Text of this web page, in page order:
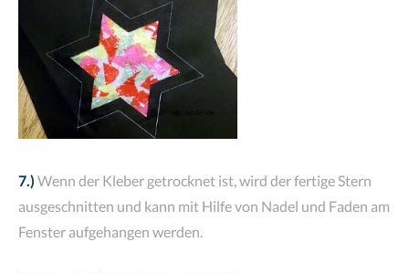
7.) Wenn der Kleber getrocknet ist, wird der fertige Stern
ausgeschnitten und kann mit Hilfe von Nadel und Faden am
Fenster aufgehangen werden.